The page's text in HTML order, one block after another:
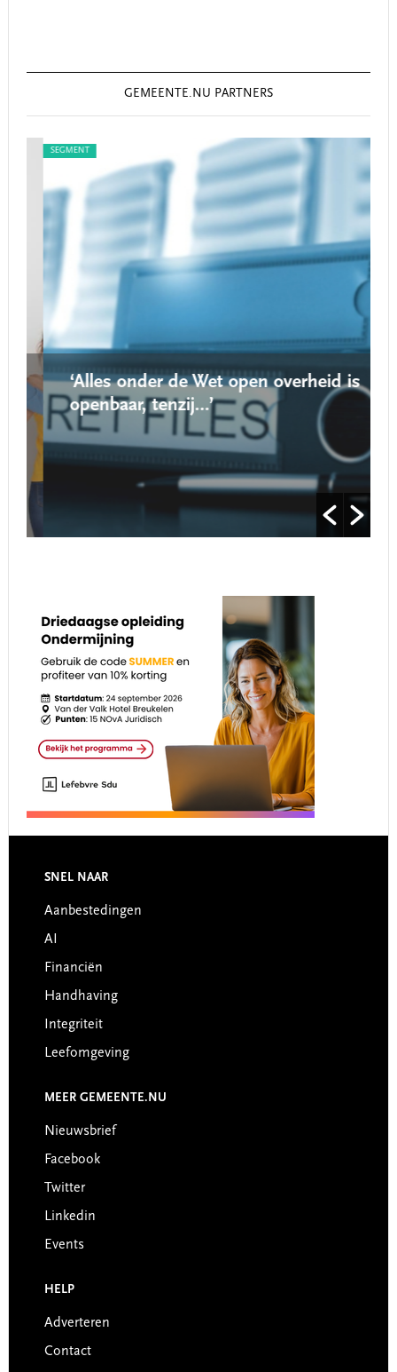
GEMEENTE.NU PARTNERS
SEGMENT
‘Alles onder de Wet open overheid is
openbaar, tenzij…’
Footer
SNEL NAAR
Aanbestedingen
AI
Financiën
Handhaving
Integriteit
Leefomgeving
MEER GEMEENTE.NU
Nieuwsbrief
Facebook
Twitter
Linkedin
Events
HELP
Adverteren
Contact